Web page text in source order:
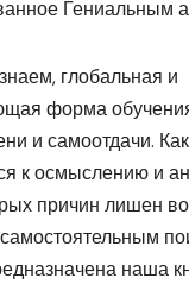
Гениальным
глобальная и
форма
и самоотдачи.
к осмыслению и
причин лишен
наша